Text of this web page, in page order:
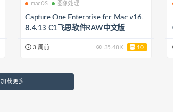
macOS 图像处理
Capture One Enterprise for Mac v16.
8.4.13 C1飞思软件RAW中文版
3 周前 35.48K 10
加载更多